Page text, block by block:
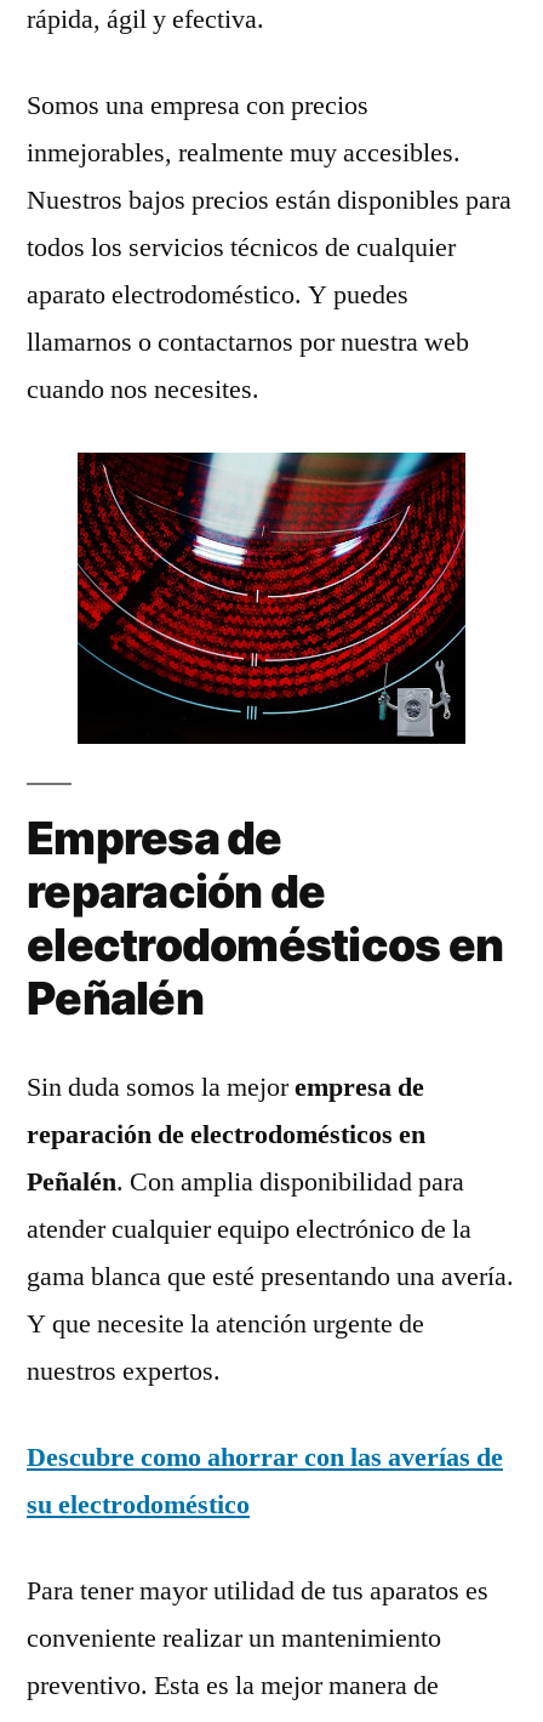
rápida, ágil y efectiva.
Somos una empresa con precios
inmejorables, realmente muy accesibles.
Nuestros bajos precios están disponibles para
todos los servicios técnicos de cualquier
aparato electrodoméstico. Y puedes
llamarnos o contactarnos por nuestra web
cuando nos necesites.
Empresa de
reparación de
electrodomésticos en
Peñalén
Sin duda somos la mejorempresa de
reparación de electrodomésticos en
Peñalén. Con amplia disponibilidad para
atender cualquier equipo electrónico de la
gama blanca que esté presentando una avería.
Y que necesite la atención urgente de
nuestros expertos.
Descubre como ahorrar con las averías de
su electrodoméstico
Para tener mayor utilidad de tus aparatos es
conveniente realizar un mantenimiento
preventivo. Esta es la mejor manera de